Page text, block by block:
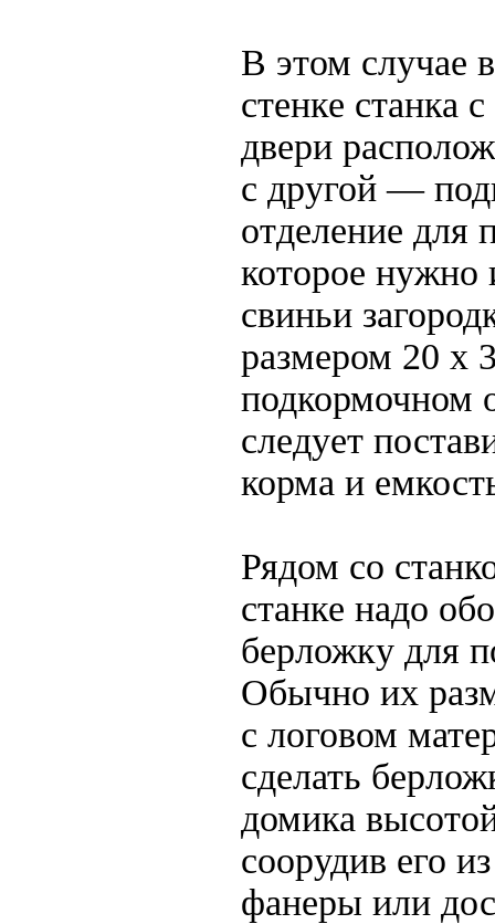
В этом случае
стенке станка
двери
с другой —
отделение для
которое нужно
свиньи
размером 20 х
подкормочном
следует
корма и
Рядом со
станке надо
берложку для
Обычно их
с логовом
сделать
домика
соорудив его
фанеры или